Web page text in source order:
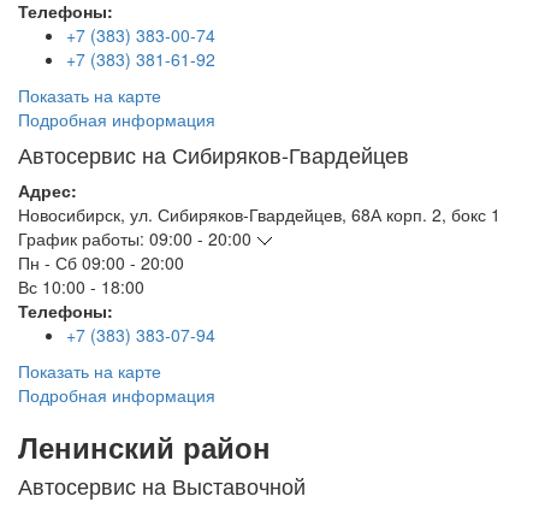
Телефоны:
+7 (383) 383-00-74
+7 (383) 381-61-92
Показать на карте
Подробная информация
Автосервис на Сибиряков-Гвардейцев
Адрес:
Новосибирск, ул. Сибиряков-Гвардейцев, 68А корп. 2, бокс 1
График работы: 09:00 - 20:00
Пн - Сб 09:00 - 20:00
Вс 10:00 - 18:00
Телефоны:
+7 (383) 383-07-94
Показать на карте
Подробная информация
Ленинский район
Автосервис на Выставочной